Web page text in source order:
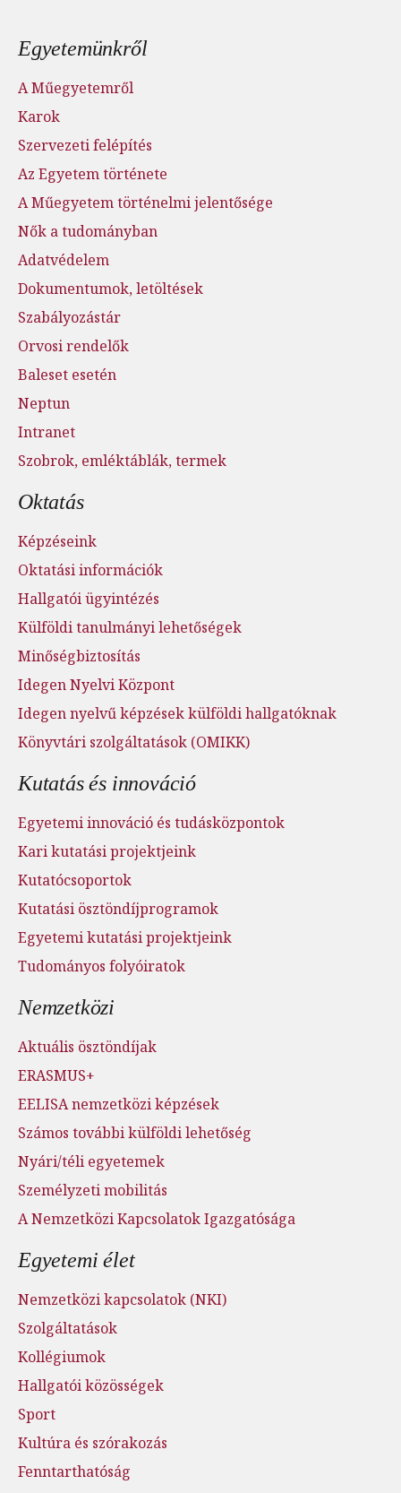
Lábléc menü
Egyetemünkről
A Műegyetemről
Karok
Szervezeti felépítés
Az Egyetem története
A Műegyetem történelmi jelentősége
Nők a tudományban
Adatvédelem
Dokumentumok, letöltések
Szabályozástár
Orvosi rendelők
Baleset esetén
Neptun
Intranet
Szobrok, emléktáblák, termek
Oktatás
Képzéseink
Oktatási információk
Hallgatói ügyintézés
Külföldi tanulmányi lehetőségek
Minőségbiztosítás
Idegen Nyelvi Központ
Idegen nyelvű képzések külföldi hallgatóknak
Könyvtári szolgáltatások (OMIKK)
Kutatás és innováció
Egyetemi innováció és tudásközpontok
Kari kutatási projektjeink
Kutatócsoportok
Kutatási ösztöndíjprogramok
Egyetemi kutatási projektjeink
Tudományos folyóiratok
Nemzetközi
Aktuális ösztöndíjak
ERASMUS+
EELISA nemzetközi képzések
Számos további külföldi lehetőség
Nyári/téli egyetemek
Személyzeti mobilitás
A Nemzetközi Kapcsolatok Igazgatósága
Egyetemi élet
Nemzetközi kapcsolatok (NKI)
Szolgáltatások
Kollégiumok
Hallgatói közösségek
Sport
Kultúra és szórakozás
Fenntarthatóság